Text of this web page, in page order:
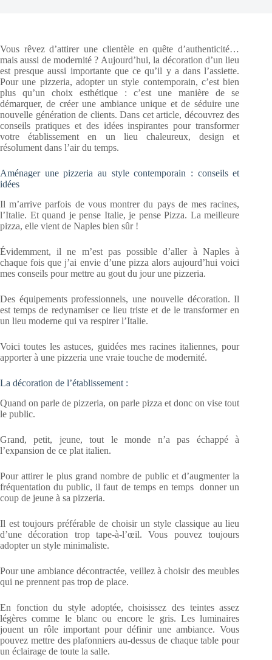
Vous rêvez d’attirer une clientèle en quête d’authenticité…
mais aussi de modernité ? Aujourd’hui, la décoration d’un lieu
est presque aussi importante que ce qu’il y a dans l’assiette.
Pour une pizzeria, adopter un style contemporain, c’est bien
plus qu’un choix esthétique : c’est une manière de se
démarquer, de créer une ambiance unique et de séduire une
nouvelle génération de clients. Dans cet article, découvrez des
conseils pratiques et des idées inspirantes pour transformer
votre établissement en un lieu chaleureux, design et
résolument dans l’air du temps.
Aménager une pizzeria au style contemporain : conseils et
idées
Il m’arrive parfois de vous montrer du pays de mes racines,
l’Italie. Et quand je pense Italie, je pense Pizza. La meilleure
pizza, elle vient de Naples bien sûr !
Évidemment, il ne m’est pas possible d’aller à Naples à
chaque fois que j’ai envie d’une pizza alors aujourd’hui voici
mes conseils pour mettre au gout du jour une pizzeria.
Des équipements professionnels, une nouvelle décoration. Il
est temps de redynamiser ce lieu triste et de le transformer en
un lieu moderne qui va respirer l’Italie.
Voici toutes les astuces, guidées mes racines italiennes, pour
apporter à une pizzeria une vraie touche de modernité.
La décoration de l’établissement :
Quand on parle de pizzeria, on parle pizza et donc on vise tout
le public.
Grand, petit, jeune, tout le monde n’a pas échappé à
l’expansion de ce plat italien.
Pour attirer le plus grand nombre de public et d’augmenter la
fréquentation du public, il faut de temps en temps donner un
coup de jeune à sa pizzeria.
Il est toujours préférable de choisir un style classique au lieu
d’une décoration trop tape-à-l’œil. Vous pouvez toujours
adopter un style minimaliste.
Pour une ambiance décontractée, veillez à choisir des meubles
qui ne prennent pas trop de place.
En fonction du style adoptée, choisissez des teintes assez
légères comme le blanc ou encore le gris. Les luminaires
jouent un rôle important pour définir une ambiance. Vous
pouvez mettre des plafonniers au-dessus de chaque table pour
un éclairage de toute la salle.